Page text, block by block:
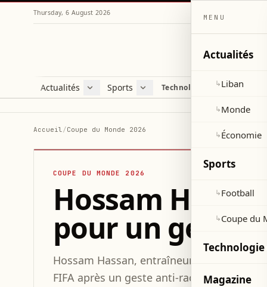
Thursday, 6 August 2026
Actualités
Liban
Sports
Football
Technologie et sciences
Accueil/Coupe du Monde 2026
COUPE DU MONDE 2026
Hossam
pour un geste
Hossam Hassan, entraîneur de l'équipe
FIFA après un geste anti-raciste adressé
MENU
Actualités
↳Liban
↳Monde
↳Économie
Sports
↳Football
↳Coupe du
Technologie
Magazine